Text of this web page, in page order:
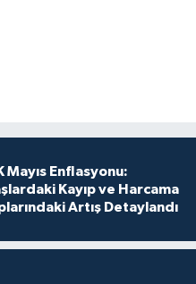
Mayıs Enflasyonu:
Kayıp ve Harcama
Artış Detaylandı